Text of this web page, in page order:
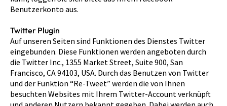
Benutzerkonto aus.
Twitter Plugin
Auf unseren Seiten sind Funktionen des Dienstes Twitter
eingebunden. Diese Funktionen werden angeboten durch
die Twitter Inc., 1355 Market Street, Suite 900, San
Francisco, CA 94103, USA. Durch das Benutzen von Twitter
und der Funktion “Re-Tweet” werden die von Ihnen
besuchten Websites mit Ihrem Twitter-Account verknüpft